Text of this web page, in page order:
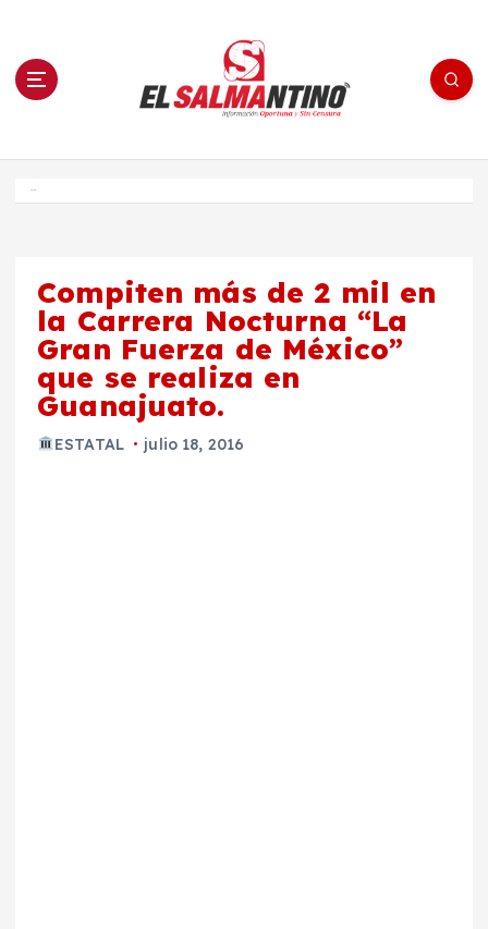
n El Salmantino - medios/noticias/editorial
Compiten más de 2 mil en
la Carrera Nocturna “La
Gran Fuerza de México”
que se realiza en
Guanajuato.
ESTATAL julio 18, 2016